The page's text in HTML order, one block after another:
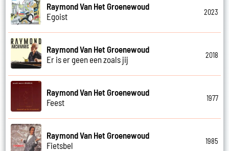
Raymond Van Het Groenewoud
Egoist
2023
Raymond Van Het Groenewoud
Er is er geen een zoals jij
2018
Raymond Van Het Groenewoud
Feest
1977
Raymond Van Het Groenewoud
Fietsbel
1985